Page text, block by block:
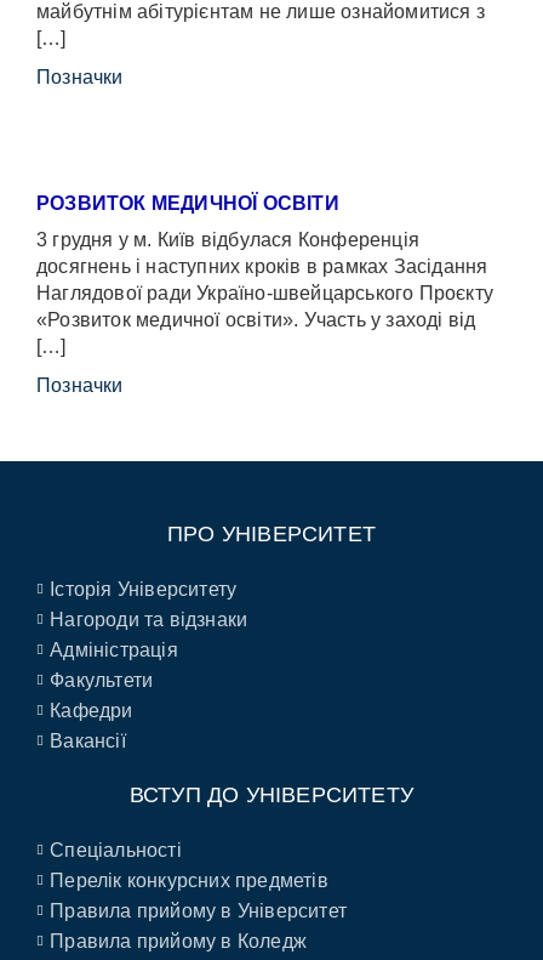
майбутнім абітурієнтам не лише ознайомитися з
[…]
Позначки
РОЗВИТОК МЕДИЧНОЇ ОСВІТИ
3 грудня у м. Київ відбулася Конференція
досягнень і наступних кроків в рамках Засідання
Наглядової ради Україно-швейцарського Проєкту
«Розвиток медичної освіти». Участь у заході від
[…]
Позначки
ПРО УНІВЕРСИТЕТ
Історія Університету
Нагороди та відзнаки
Адміністрація
Факультети
Кафедри
Вакансії
ВСТУП ДО УНІВЕРСИТЕТУ
Спеціальності
Перелік конкурсних предметів
Правила прийому в Університет
Правила прийому в Коледж